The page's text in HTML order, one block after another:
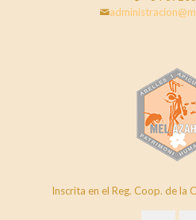
Inscrita en el Reg. Coop. de la